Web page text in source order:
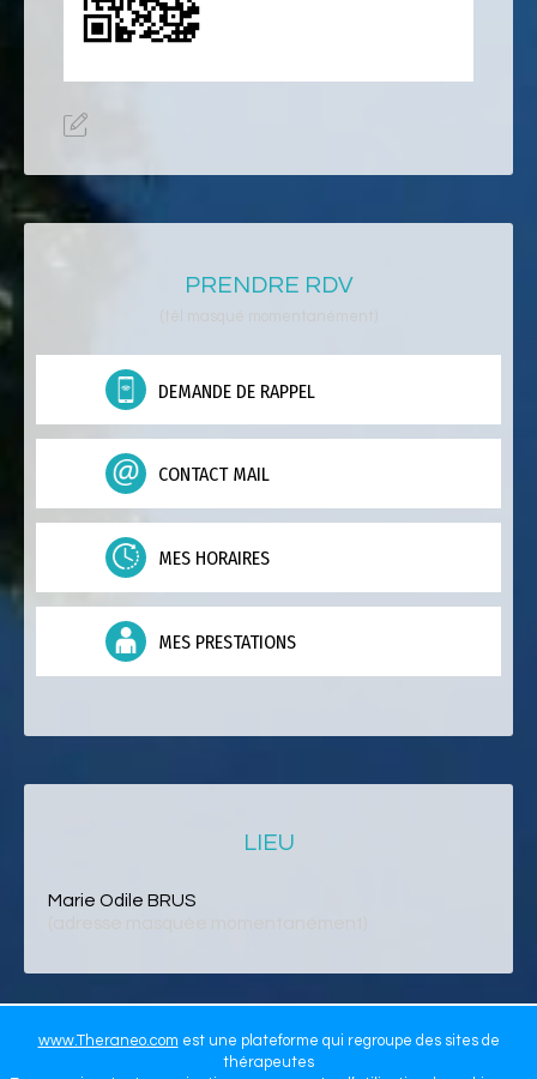
www.Theraneo.com est une plateforme qui regroupe des sites de
thérapeutes
PRENDRE RDV
DEMANDE DE RAPPEL
CONTACT MAIL
MES HORAIRES
MES PRESTATIONS
LIEU
Marie Odile BRUS